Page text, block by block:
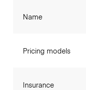
Name
Pricing models
Insurance